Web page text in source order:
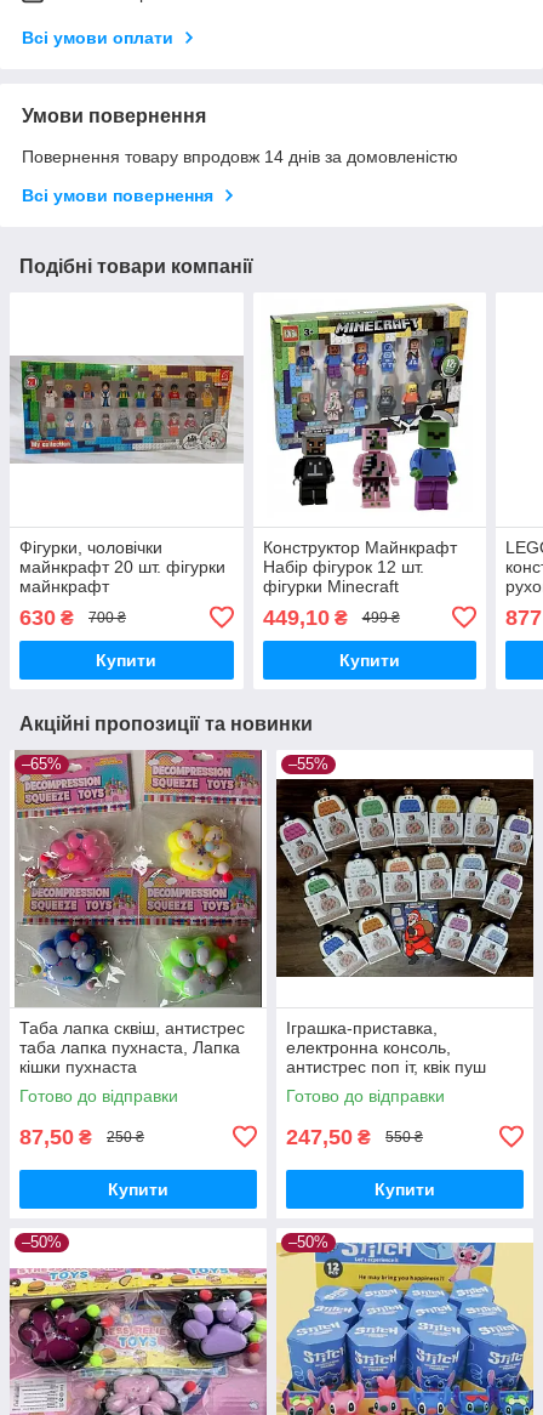
Всі умови оплати
Умови повернення
Повернення товару впродовж 14 днів за домовленістю
Всі умови повернення
Подібні товари компанії
Фігурки, чоловічки
майнкрафт 20 шт. фігурки
майнкрафт
630 ₴ 700 ₴
Купити
Конструктор Майнкрафт
Набір фігурок 12 шт.
фігурки Minecraft
подарунок для хлопчиків
449,10₴ 499 ₴
Купити
Акційні пропозиції та новинки
–65%
Таба лапка сквіш, антистрес
таба лапка пухнаста, Лапка
кішки пухнаста
Готово до відправки
87,50 ₴ 250 ₴
Купити
–55%
Іграшка-приставка,
електронна консоль,
антистрес поп іт, квік пуш
білий, попілка гра,
електронне попікання, popit
Готово до відправки
247,50 ₴ 550 ₴
Купити
–50% –50%